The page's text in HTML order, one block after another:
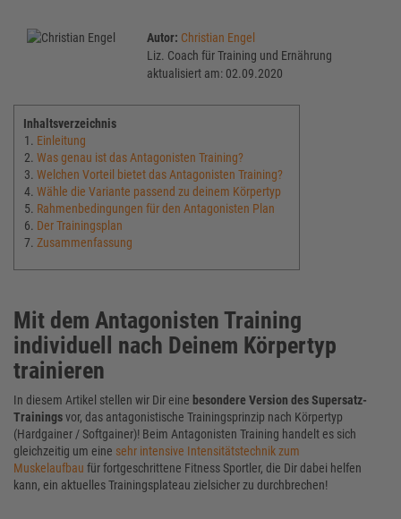
Autor: Christian Engel
Liz. Coach für Training und Ernährung
aktualisiert am: 02.09.2020
Inhaltsverzeichnis
Einleitung
Was genau ist das Antagonisten Training?
Welchen Vorteil bietet das Antagonisten Training?
Wähle die Variante passend zu deinem Körpertyp
Rahmenbedingungen für den Antagonisten Plan
Der Trainingsplan
Zusammenfassung
Mit dem Antagonisten Training
individuell nach Deinem Körpertyp
trainieren
In diesem Artikel stellen wir Dir eine besondere Version des Supersatz-
Trainingsvor, das antagonistische Trainingsprinzip nach Körpertyp
(Hardgainer / Softgainer)! Beim Antagonisten Training handelt es sich
gleichzeitig um eine sehr intensive Intensitätstechnik zum
Muskelaufbau für fortgeschrittene Fitness Sportler, die Dir dabei helfen
kann, ein aktuelles Trainingsplateau zielsicher zu durchbrechen!